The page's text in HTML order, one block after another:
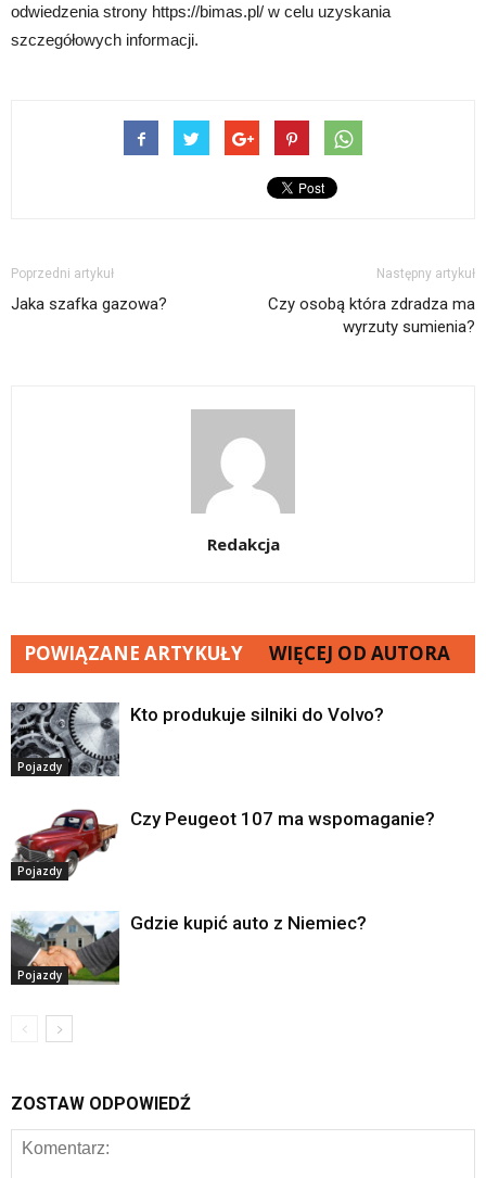
odwiedzenia strony https://bimas.pl/ w celu uzyskania
szczegółowych informacji.
Poprzedni artykuł
Jaka szafka gazowa?
Następny artykuł
Czy osobą która zdradza ma
wyrzuty sumienia?
Redakcja
POWIĄZANE ARTYKUŁY WIĘCEJ OD AUTORA
Pojazdy
Kto produkuje silniki do Volvo?
Pojazdy
Czy Peugeot 107 ma wspomaganie?
Pojazdy
Gdzie kupić auto z Niemiec?
ZOSTAW ODPOWIEDŹ